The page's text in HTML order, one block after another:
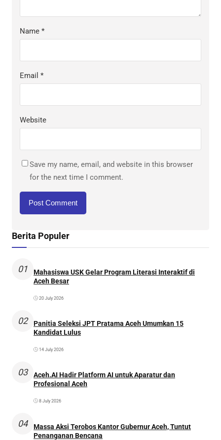
Name *
Email *
Website
Save my name, email, and website in this browser
for the next time I comment.
Berita Populer
01
Mahasiswa USK Gelar Program Literasi Interaktif di
Aceh Besar
20 July 2026
02
Panitia Seleksi JPT Pratama Aceh Umumkan 15
Kandidat Lulus
14 July 2026
03
Aceh.AI Hadir Platform AI untuk Aparatur dan
Profesional Aceh
8 July 2026
04
Massa Aksi Terobos Kantor Gubernur Aceh, Tuntut
Penanganan Bencana